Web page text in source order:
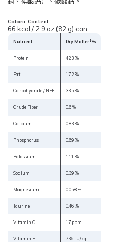
Caloric Content
66 kcal / 2.9 oz (82 g) can
Nutrient Dry Matter1 %
Protein 42.3 %
Fat 17.2 %
Carbohydrate / NFE 33.5 %
Crude Fiber 0.6 %
Calcium 0.83 %
Phosphorus 0.69 %
Potassium 1.11 %
Sodium 0.39 %
Magnesium 0.058 %
Taurine 0.46 %
Vitamin C 17 ppm
Vitamin E 736 IU/kg